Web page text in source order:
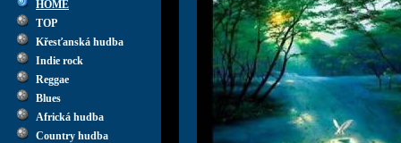
HOME
TOP
Křesťanská hudba
Indie rock
Reggae
Blues
Africká hudba
Country hudba